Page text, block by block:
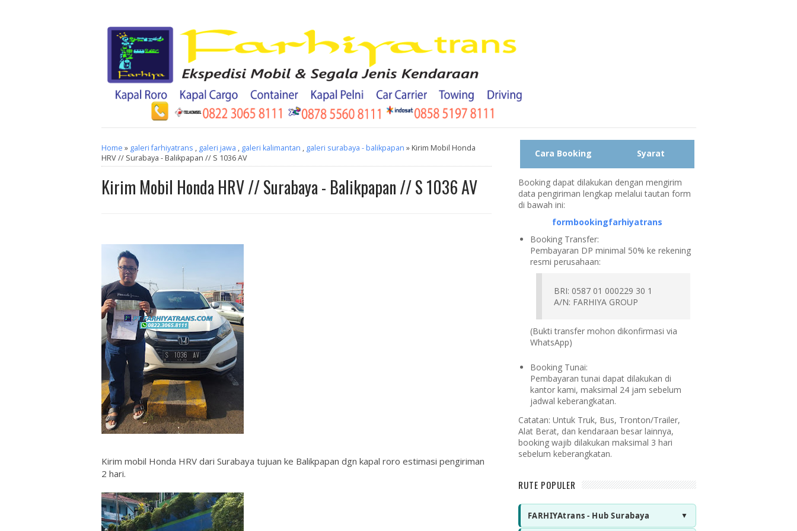
Home » galeri farhiyatrans , galeri jawa , galeri kalimantan , galeri surabaya - balikpapan » Kirim Mobil Honda
HRV // Surabaya - Balikpapan // S 1036 AV
Kirim Mobil Honda HRV // Surabaya - Balikpapan // S 1036 AV
Kirim mobil Honda HRV dari Surabaya tujuan ke Balikpapan dgn kapal roro estimasi pengiriman
2 hari.
Cara Booking Syarat
Booking dapat dilakukan dengan mengirim
data pengiriman lengkap melalui tautan form
di bawah ini:
formbookingfarhiyatrans
Booking Transfer:
Pembayaran DP minimal 50% ke rekening
resmi perusahaan:
BRI: 0587 01 000229 30 1
A/N: FARHIYA GROUP
(Bukti transfer mohon dikonfirmasi via
WhatsApp)
Booking Tunai:
Pembayaran tunai dapat dilakukan di
kantor kami, maksimal 24 jam sebelum
jadwal keberangkatan.
Catatan: Untuk Truk, Bus, Tronton/Trailer,
Alat Berat, dan kendaraan besar lainnya,
booking wajib dilakukan maksimal 3 hari
sebelum keberangkatan.
RUTE POPULER
FARHIYAtrans - Hub Surabaya